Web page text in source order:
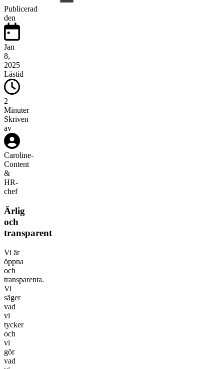
Publicerad
den
Jan
8,
2025
Lästid
2
Minuter
Skriven
av
Caroline-
Content
&
HR-
chef
Ärlig
och
transparent
Vi är
öppna
och
transparenta.
Vi
säger
vad
vi
tycker
och
vi
gör
vad